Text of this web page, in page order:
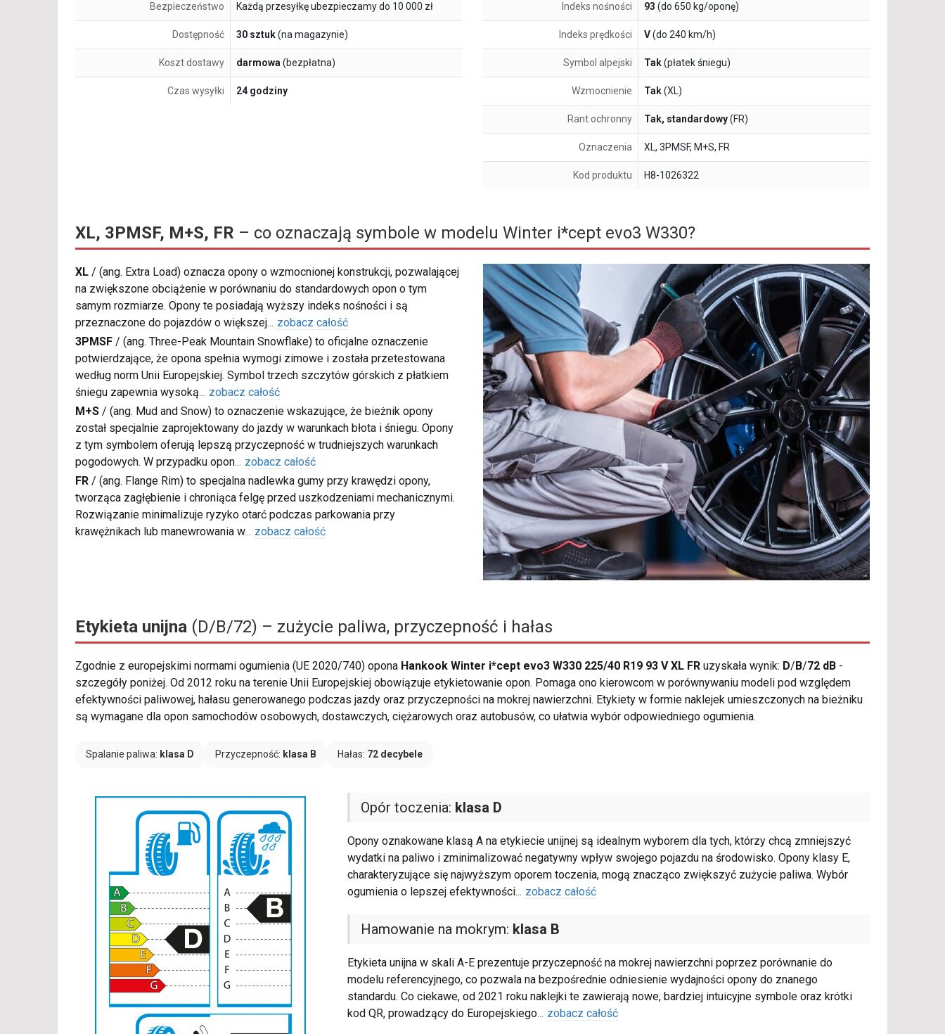
Bezpieczeństwo Każdą przesyłkę ubezpieczamy do 10 000 zł
Dostępność 30 sztuk(na magazynie)
Koszt dostawy darmowa(bezpłatna)
Czas wysyłki 24 godziny
Indeks nośności 93 (do 650 kg/oponę)
Indeks prędkości V(do 240 km/h)
Symbol alpejski Tak(płatek śniegu)
Wzmocnienie Tak(XL)
Rant ochronny Tak, standardowy(FR)
Oznaczenia XL, 3PMSF, M+S, FR
Kod produktu H8-1026322
XL, 3PMSF, M+S, FR – co oznaczają symbole w modelu Winter i*cept evo3 W330?
XL / (ang. Extra Load) oznacza opony o wzmocnionej konstrukcji, pozwalającej
na zwiększone obciążenie w porównaniu do standardowych opon o tym
samym rozmiarze. Opony te posiadają wyższy indeks nośności i są
przeznaczone do pojazdów o większej... zobacz całość
3PMSF / (ang. Three-Peak Mountain Snowflake) to oficjalne oznaczenie
potwierdzające, że opona spełnia wymogi zimowe i została przetestowana
według norm Unii Europejskiej. Symbol trzech szczytów górskich z płatkiem
śniegu zapewnia wysoką... zobacz całość
M+S / (ang. Mud and Snow) to oznaczenie wskazujące, że bieżnik opony
został specjalnie zaprojektowany do jazdy w warunkach błota i śniegu. Opony
z tym symbolem oferują lepszą przyczepność w trudniejszych warunkach
pogodowych. W przypadku opon... zobacz całość
FR / (ang. Flange Rim) to specjalna nadlewka gumy przy krawędzi opony,
tworząca zagłębienie i chroniąca felgę przed uszkodzeniami mechanicznymi.
Rozwiązanie minimalizuje ryzyko otarć podczas parkowania przy
krawężnikach lub manewrowania w... zobacz całość
Etykieta unijna (D/B/72) – zużycie paliwa, przyczepność i hałas
Zgodnie z europejskimi normami ogumienia (UE 2020/740) opona Hankook Winter i*cept evo3 W330 225/40 R19 93 V XL FR uzyskała wynik: D/ B/72 dB -
szczegóły poniżej. Od 2012 roku na terenie Unii Europejskiej obowiązuje etykietowanie opon. Pomaga ono kierowcom w porównywaniu modeli pod względem
efektywności paliwowej, hałasu generowanego podczas jazdy oraz przyczepności na mokrej nawierzchni. Etykiety w formie naklejek umieszczonych na bieżniku
są wymagane dla opon samochodów osobowych, dostawczych, ciężarowych oraz autobusów, co ułatwia wybór odpowiedniego ogumienia.
Spalanie paliwa: klasa D Przyczepność: klasa B Hałas: 72 decybele
Opór toczenia: klasa D
Opony oznakowane klasą A na etykiecie unijnej są idealnym wyborem dla tych, którzy chcą zmniejszyć
wydatki na paliwo i zminimalizować negatywny wpływ swojego pojazdu na środowisko. Opony klasy E,
charakteryzujące się najwyższym oporem toczenia, mogą znacząco zwiększyć zużycie paliwa. Wybór
ogumienia o lepszej efektywności... zobacz całość
Hamowanie na mokrym: klasa B
Etykieta unijna w skali A-E prezentuje przyczepność na mokrej nawierzchni poprzez porównanie do
modelu referencyjnego, co pozwala na bezpośrednie odniesienie wydajności opony do znanego
standardu. Co ciekawe, od 2021 roku naklejki te zawierają nowe, bardziej intuicyjne symbole oraz krótki
kod QR, prowadzący do Europejskiego... zobacz całość